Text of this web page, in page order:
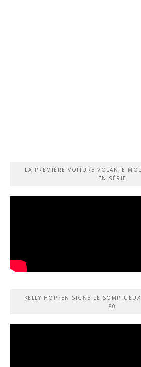
LA PREMIÈRE VOITURE VOLANTE
EN SÉRIE
KELLY HOPPEN SIGNE LE
80